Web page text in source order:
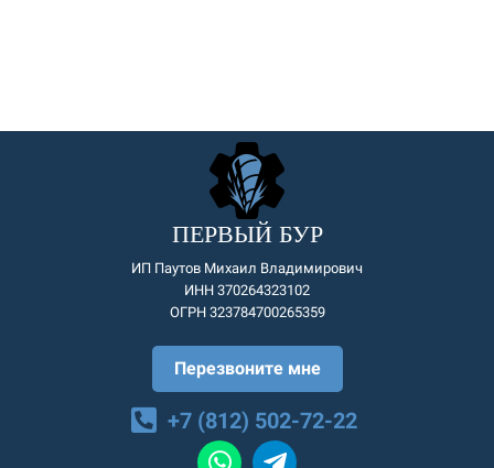
ПЕРВЫЙ БУР
ИП Паутов Михаил Владимирович
ИНН 370264323102
ОГРН 323784700265359
Перезвоните мне
+7 (812) 502-72-22